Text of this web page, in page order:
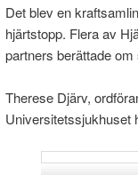
Det blev en
hjärtstopp. Flera av
partners berättade
Therese Djärv,
Universitetssjukhuset